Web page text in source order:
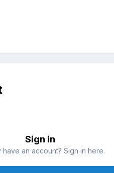
Sign in
have an account? Sign in here.